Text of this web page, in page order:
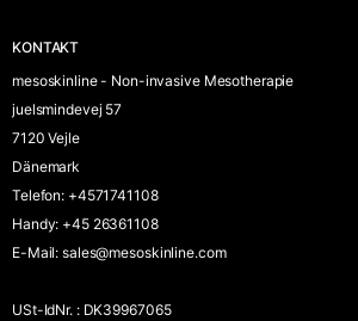
KONTAKT
mesoskinline - Non-invasive Mesotherapie
juelsmindevej 57
7120 Vejle
Dänemark
Telefon: +4571741108
Handy: +45 26361108
E-Mail: sales@mesoskinline.com
USt-IdNr. :DK39967065